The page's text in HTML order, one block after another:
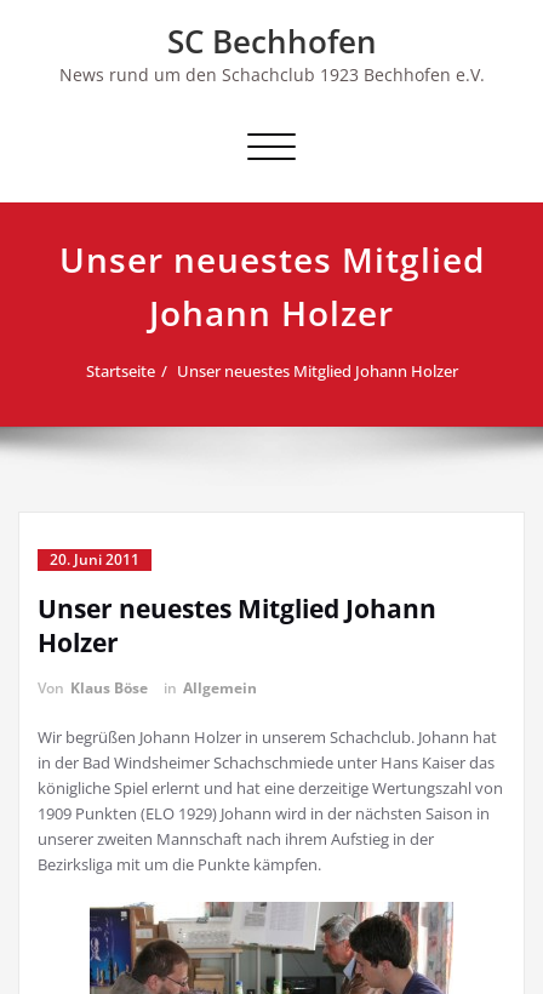
SC Bechhofen
News rund um den Schachclub 1923 Bechhofen e.V.
Schalte
Unser neuestes Mitglied
Johann Holzer
Startseite Unser neuestes Mitglied Johann Holzer
20. Juni 2011
Unser neuestes Mitglied Johann
Holzer
Von Klaus Böse in Allgemein
Wir begrüßen Johann Holzer in unserem Schachclub. Johann hat
in der Bad Windsheimer Schachschmiede unter Hans Kaiser das
königliche Spiel erlernt und hat eine derzeitige Wertungszahl von
1909 Punkten (ELO 1929) Johann wird in der nächsten Saison in
unserer zweiten Mannschaft nach ihrem Aufstieg in der
Bezirksliga mit um die Punkte kämpfen.